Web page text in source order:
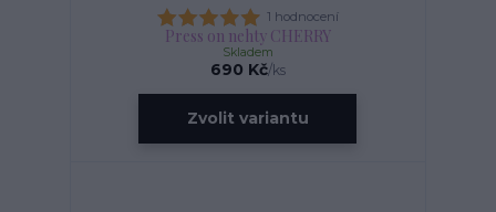
1 hodnocení
Press on nehty CHERRY
690 Kč/ks
Skladem
Zvolit variantu